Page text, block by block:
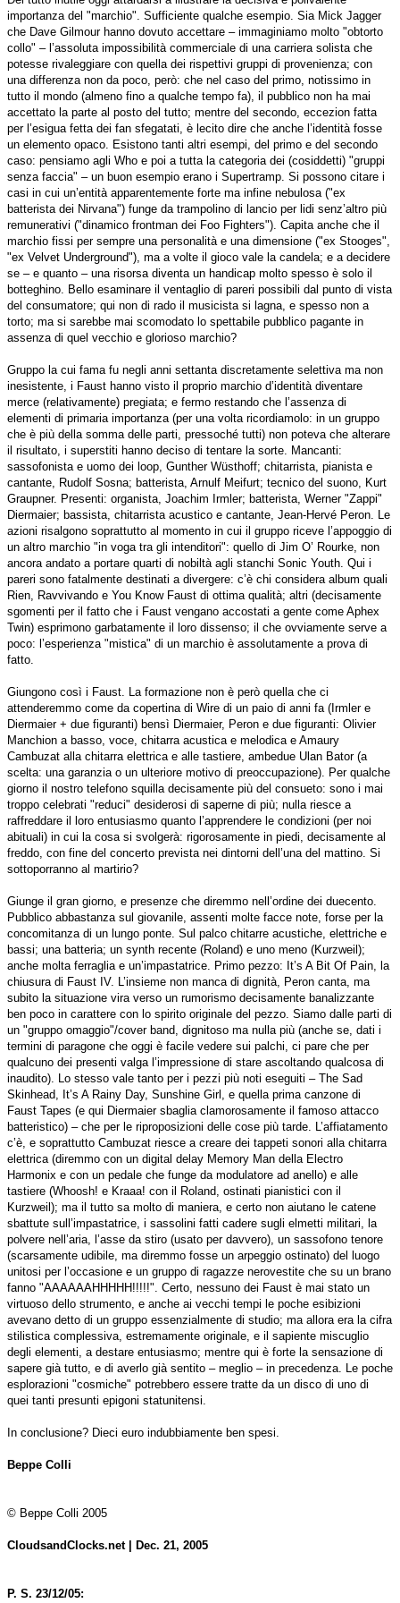
importanza del "marchio". Sufficiente qualche esempio. Sia Mick Jagger
che Dave Gilmour hanno dovuto accettare – immaginiamo molto "obtorto
collo" – l’assoluta impossibilità commerciale di una carriera solista che
potesse rivaleggiare con quella dei rispettivi gruppi di provenienza; con
una differenza non da poco, però: che nel caso del primo, notissimo in
tutto il mondo (almeno fino a qualche tempo fa), il pubblico non ha mai
accettato la parte al posto del tutto; mentre del secondo, eccezion fatta
per l’esigua fetta dei fan sfegatati, è lecito dire che anche l’identità fosse
un elemento opaco. Esistono tanti altri esempi, del primo e del secondo
caso: pensiamo agli Who e poi a tutta la categoria dei (cosiddetti) "gruppi
senza faccia" – un buon esempio erano i Supertramp. Si possono citare i
casi in cui un’entità apparentemente forte ma infine nebulosa ("ex
batterista dei Nirvana") funge da trampolino di lancio per lidi senz’altro più
remunerativi ("dinamico frontman dei Foo Fighters"). Capita anche che il
marchio fissi per sempre una personalità e una dimensione ("ex Stooges",
"ex Velvet Underground"), ma a volte il gioco vale la candela; e a decidere
se – e quanto – una risorsa diventa un handicap molto spesso è solo il
botteghino. Bello esaminare il ventaglio di pareri possibili dal punto di vista
del consumatore; qui non di rado il musicista si lagna, e spesso non a
torto; ma si sarebbe mai scomodato lo spettabile pubblico pagante in
assenza di quel vecchio e glorioso marchio?
Gruppo la cui fama fu negli anni settanta discretamente selettiva ma non
inesistente, i Faust hanno visto il proprio marchio d’identità diventare
merce (relativamente) pregiata; e fermo restando che l’assenza di
elementi di primaria importanza (per una volta ricordiamolo: in un gruppo
che è più della somma delle parti, pressoché tutti) non poteva che alterare
il risultato, i superstiti hanno deciso di tentare la sorte. Mancanti:
sassofonista e uomo dei loop, Gunther Wüsthoff; chitarrista, pianista e
cantante, Rudolf Sosna; batterista, Arnulf Meifurt; tecnico del suono, Kurt
Graupner. Presenti: organista, Joachim Irmler; batterista, Werner "Zappi"
Diermaier; bassista, chitarrista acustico e cantante, Jean-Hervé Peron. Le
azioni risalgono soprattutto al momento in cui il gruppo riceve l’appoggio di
un altro marchio "in voga tra gli intenditori": quello di Jim O’ Rourke, non
ancora andato a portare quarti di nobiltà agli stanchi Sonic Youth. Qui i
pareri sono fatalmente destinati a divergere: c’è chi considera album quali
Rien, Ravvivando e You Know Faust di ottima qualità; altri (decisamente
sgomenti per il fatto che i Faust vengano accostati a gente come Aphex
Twin) esprimono garbatamente il loro dissenso; il che ovviamente serve a
poco: l’esperienza "mistica" di un marchio è assolutamente a prova di
fatto.
Giungono così i Faust. La formazione non è però quella che ci
attenderemmo come da copertina di Wire di un paio di anni fa (Irmler e
Diermaier + due figuranti) bensì Diermaier, Peron e due figuranti: Olivier
Manchion a basso, voce, chitarra acustica e melodica e Amaury
Cambuzat alla chitarra elettrica e alle tastiere, ambedue Ulan Bator (a
scelta: una garanzia o un ulteriore motivo di preoccupazione). Per qualche
giorno il nostro telefono squilla decisamente più del consueto: sono i mai
troppo celebrati "reduci" desiderosi di saperne di più; nulla riesce a
raffreddare il loro entusiasmo quanto l’apprendere le condizioni (per noi
abituali) in cui la cosa si svolgerà: rigorosamente in piedi, decisamente al
freddo, con fine del concerto prevista nei dintorni dell’una del mattino. Si
sottoporranno al martirio?
Giunge il gran giorno, e presenze che diremmo nell’ordine dei duecento.
Pubblico abbastanza sul giovanile, assenti molte facce note, forse per la
concomitanza di un lungo ponte. Sul palco chitarre acustiche, elettriche e
bassi; una batteria; un synth recente (Roland) e uno meno (Kurzweil);
anche molta ferraglia e un’impastatrice. Primo pezzo: It’s A Bit Of Pain, la
chiusura di Faust IV. L’insieme non manca di dignità, Peron canta, ma
subito la situazione vira verso un rumorismo decisamente banalizzante
ben poco in carattere con lo spirito originale del pezzo. Siamo dalle parti di
un "gruppo omaggio"/cover band, dignitoso ma nulla più (anche se, dati i
termini di paragone che oggi è facile vedere sui palchi, ci pare che per
qualcuno dei presenti valga l’impressione di stare ascoltando qualcosa di
inaudito). Lo stesso vale tanto per i pezzi più noti eseguiti – The Sad
Skinhead, It’s A Rainy Day, Sunshine Girl, e quella prima canzone di
Faust Tapes (e qui Diermaier sbaglia clamorosamente il famoso attacco
batteristico) – che per le riproposizioni delle cose più tarde. L’affiatamento
c’è, e soprattutto Cambuzat riesce a creare dei tappeti sonori alla chitarra
elettrica (diremmo con un digital delay Memory Man della Electro
Harmonix e con un pedale che funge da modulatore ad anello) e alle
tastiere (Whoosh! e Kraaa! con il Roland, ostinati pianistici con il
Kurzweil); ma il tutto sa molto di maniera, e certo non aiutano le catene
sbattute sull’impastatrice, i sassolini fatti cadere sugli elmetti militari, la
polvere nell’aria, l’asse da stiro (usato per davvero), un sassofono tenore
(scarsamente udibile, ma diremmo fosse un arpeggio ostinato) del luogo
unitosi per l’occasione e un gruppo di ragazze nerovestite che su un brano
fanno "AAAAAAHHHHH!!!!!". Certo, nessuno dei Faust è mai stato un
virtuoso dello strumento, e anche ai vecchi tempi le poche esibizioni
avevano detto di un gruppo essenzialmente di studio; ma allora era la cifra
stilistica complessiva, estremamente originale, e il sapiente miscuglio
degli elementi, a destare entusiasmo; mentre qui è forte la sensazione di
sapere già tutto, e di averlo già sentito – meglio – in precedenza. Le poche
esplorazioni "cosmiche" potrebbero essere tratte da un disco di uno di
quei tanti presunti epigoni statunitensi.
In conclusione? Dieci euro indubbiamente ben spesi.
Beppe Colli
© Beppe Colli 2005
CloudsandClocks.net | Dec. 21, 2005
P. S. 23/12/05: